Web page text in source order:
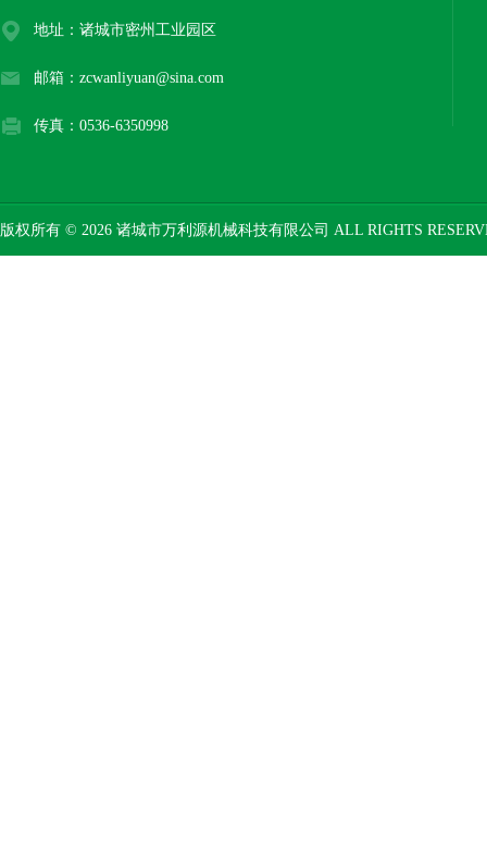
地址：诸城市密州工业园区
邮箱：zcwanliyuan@sina.com
传真：0536-6350998
版权所有 © 2026 诸城市万利源机械科技有限公司 ALL RIGHTS